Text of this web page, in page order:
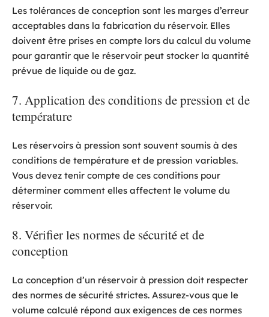
Les tolérances de conception sont les marges d’erreur
acceptables dans la fabrication du réservoir. Elles
doivent être prises en compte lors du calcul du volume
pour garantir que le réservoir peut stocker la quantité
prévue de liquide ou de gaz.
7. Application des conditions de pression et de
température
Les réservoirs à pression sont souvent soumis à des
conditions de température et de pression variables.
Vous devez tenir compte de ces conditions pour
déterminer comment elles affectent le volume du
réservoir.
8. Vérifier les normes de sécurité et de
conception
La conception d’un réservoir à pression doit respecter
des normes de sécurité strictes. Assurez-vous que le
volume calculé répond aux exigences de ces normes